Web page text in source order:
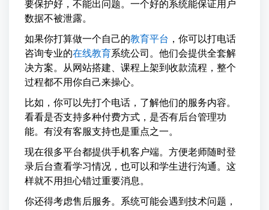
要保护好，不能出问题。一个好的系统能保证用户
数据不被泄露。
如果你打算做一个自己的教育平台 ，你可以打电话
咨询专业的在线教育系统公司。他们会提供全套解
决方案。从网站搭建、课程上架到收款流程，整个
过程都不用你自己来操心。
比如，你可以先打个电话，了解他们的服务内容。
看看是否支持多种付费方式，是否有后台管理功
能。有没有客服支持也是重点之一。
现在很多平台都提供手机客户端。方便老师随时登
录后台查看学习情况，也可以和学生进行沟通。这
样就不用担心错过重要消息。
你还得考虑售后服务。系统可能会遇到技术问题，